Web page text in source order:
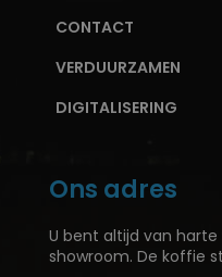
CONTACT
VERDUURZAMEN
DIGITALISERING
Ons adres
U bent altijd van
showroom. De koffie